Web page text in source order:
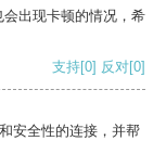
出现卡顿的情况，希
支持[0] 反对[0]
安全性的连接，并帮